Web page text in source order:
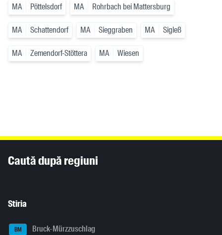
MA Pöttelsdorf MA Rohrbach bei Mattersburg
MA Schattendorf MA Sieggraben MA Sigleß
MA Zemendorf-Stöttera MA Wiesen
Caută după regiuni
Stiria
BM Bruck-Mürzzuschlag